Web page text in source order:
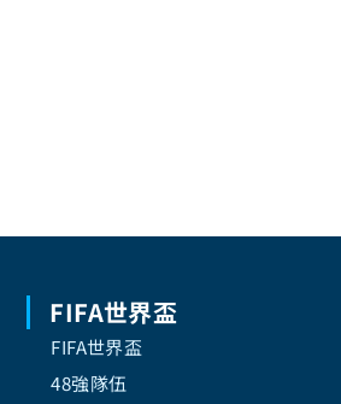
FIFA世界盃
FIFA世界盃
48強隊伍